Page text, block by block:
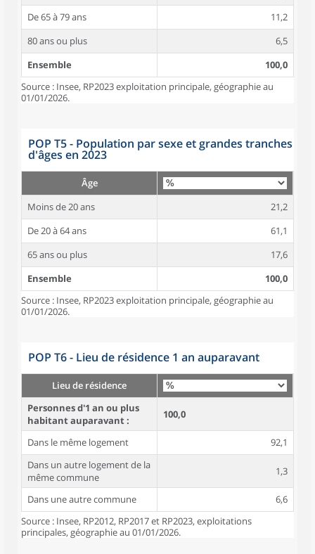
De 65 à 79 ans
11,2
80 ans ou plus
6,5
Ensemble
100,0
Source : Insee, RP2023 exploitation principale, géographie au
01/01/2026.
POP T5 - Population par sexe et grandes tranches
d'âges en 2023
Âge
Moins de 20 ans
21,2
De 20 à 64 ans
61,1
65 ans ou plus
17,6
Ensemble
100,0
Source : Insee, RP2023 exploitation principale, géographie au
01/01/2026.
POP T6 - Lieu de résidence 1 an auparavant
Lieu de résidence
Personnes d'1 an ou plus
habitant auparavant :
100,0
Dans le même logement
92,1
Dans un autre logement de la
même commune
1,3
Dans une autre commune
6,6
Source : Insee, RP2012, RP2017 et RP2023, exploitations
principales, géographie au 01/01/2026.